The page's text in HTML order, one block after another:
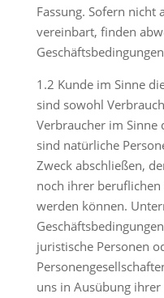
Fassung. Sofern nicht
vereinbart, finden
1.2 Kunde im Sinne
sind sowohl
Verbraucher im Sinne
sind natürliche
Zweck abschließen,
noch ihrer beruflichen
werden können.
juristische Personen
uns in Ausübung